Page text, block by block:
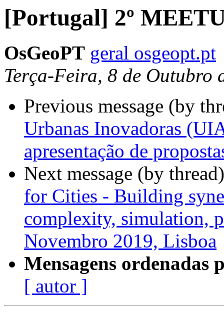
[Portugal] 2º
OsGeoPT geral osgeopt.pt
Terça-Feira, 8 de Outubro
Previous message (by
Urbanas Inovadoras
apresentação de
Next message (by
for Cities - Building
complexity, simulation,
Novembro 2019, Lisboa
Mensagens ordenadas
[ autor ]